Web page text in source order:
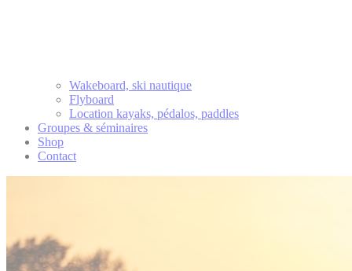
Wakeboard, ski nautique
Flyboard
Location kayaks, pédalos, paddles
Groupes & séminaires
Shop
Contact